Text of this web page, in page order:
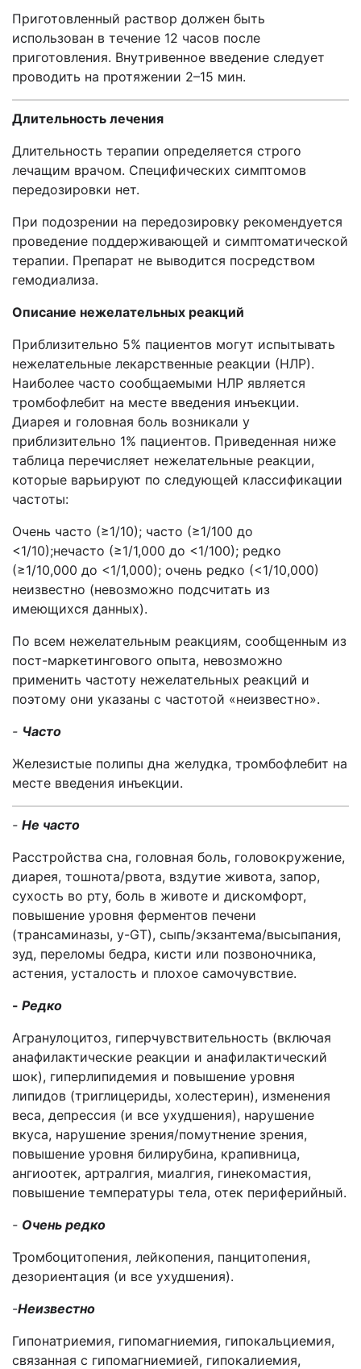
Приготовленный раствор должен быть
использован в течение 12 часов после
приготовления. Внутривенное введение следует
проводить на протяжении 2–15 мин.
Длительность лечения
Длительность терапии определяется строго
лечащим врачом. Специфических симптомов
передозировки нет.
При подозрении на передозировку рекомендуется
проведение поддерживающей и симптоматической
терапии. Препарат не выводится посредством
гемодиализа.
Описание нежелательных реакций
Приблизительно 5% пациентов могут испытывать
нежелательные лекарственные реакции (НЛР).
Наиболее часто сообщаемыми НЛР является
тромбофлебит на месте введения инъекции.
Диарея и головная боль возникали у
приблизительно 1% пациентов. Приведенная ниже
таблица перечисляет нежелательные реакции,
которые варьируют по следующей классификации
частоты:
Очень часто (≥1/10); часто (≥1/100 до
<1/10);нечасто (≥1/1,000 до <1/100); редко
(≥1/10,000 до <1/1,000); очень редко (<1/10,000)
неизвестно (невозможно подсчитать из
имеющихся данных).
По всем нежелательным реакциям, сообщенным из
пост-маркетингового опыта, невозможно
применить частоту нежелательных реакций и
поэтому они указаны с частотой «неизвестно».
- Часто
Железистые полипы дна желудка, тромбофлебит на
месте введения инъекции.
- Не часто
Расстройства сна, головная боль, головокружение,
диарея, тошнота/рвота, вздутие живота, запор,
сухость во рту, боль в животе и дискомфорт,
повышение уровня ферментов печени
(трансаминазы, y-GT), сыпь/экзантема/высыпания,
зуд, переломы бедра, кисти или позвоночника,
астения, усталость и плохое самочувствие.
- Редко
Агранулоцитоз, гиперчувствительность (включая
анафилактические реакции и анафилактический
шок), гиперлипидемия и повышение уровня
липидов (триглицериды, холестерин), изменения
веса, депрессия (и все ухудшения), нарушение
вкуса, нарушение зрения/помутнение зрения,
повышение уровня билирубина, крапивница,
ангиоотек, артралгия, миалгия, гинекомастия,
повышение температуры тела, отек периферийный.
- Очень редко
Тромбоцитопения, лейкопения, панцитопения,
дезориентация (и все ухудшения).
-Неизвестно
Гипонатриемия, гипомагниемия, гипокальциемия,
связанная с гипомагниемией, гипокалиемия,